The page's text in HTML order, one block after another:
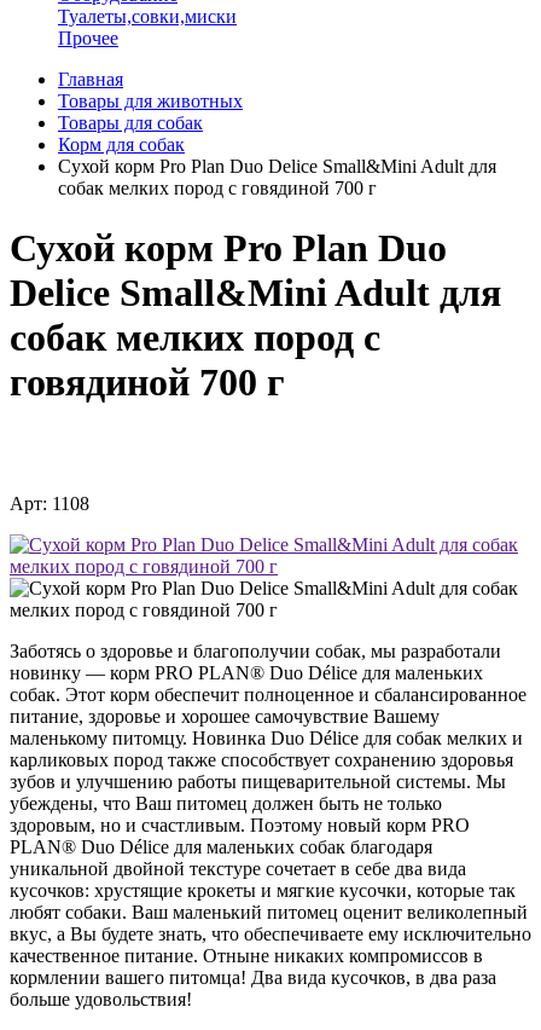
Туалеты,совки,миски
Прочее
Главная
Товары для животных
Товары для собак
Корм для собак
Сухой корм Pro Plan Duo Delice Small&Mini Adult для
собак мелких пород с говядиной 700 г
Сухой корм Pro Plan Duo
Delice Small&Mini Adult для
собак мелких пород с
говядиной 700 г
Арт: 1108
Заботясь о здоровье и благополучии собак, мы разработали
новинку — корм PRO PLAN® Duo Délice для маленьких
собак. Этот корм обеспечит полноценное и сбалансированное
питание, здоровье и хорошее самочувствие Вашему
маленькому питомцу. Новинка Duo Délice для собак мелких и
карликовых пород также способствует сохранению здоровья
зубов и улучшению работы пищеварительной системы. Мы
убеждены, что Ваш питомец должен быть не только
здоровым, но и счастливым. Поэтому новый корм PRO
PLAN® Duo Délice для маленьких собак благодаря
уникальной двойной текстуре сочетает в себе два вида
кусочков: хрустящие крокеты и мягкие кусочки, которые так
любят собаки. Ваш маленький питомец оценит великолепный
вкус, а Вы будете знать, что обеспечиваете ему исключительно
качественное питание. Отныне никаких компромиссов в
кормлении вашего питомца! Два вида кусочков, в два раза
больше удовольствия!